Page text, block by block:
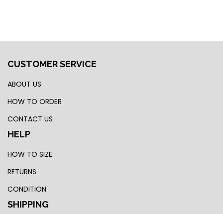
CUSTOMER SERVICE
ABOUT US
HOW TO ORDER
CONTACT US
HELP
HOW TO SIZE
RETURNS
CONDITION
SHIPPING